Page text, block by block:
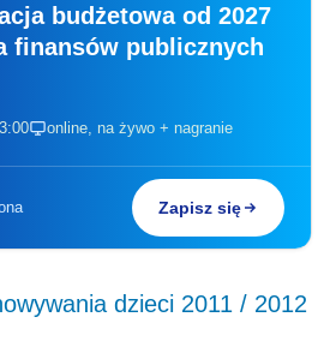
budżetowa od 2027
finansów publicznych
online, na żywo + nagranie
Zapisz się
dzieci 2011 / 2012